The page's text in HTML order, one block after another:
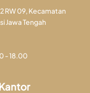
RW 09, Kecamatan
Jawa Tengah
- 18.00